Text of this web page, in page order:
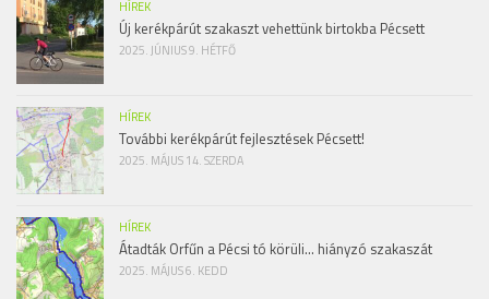
HÍREK
Új kerékpárút szakaszt vehettünk birtokba Pécsett
2025. JÚNIUS 9. HÉTFŐ
HÍREK
További kerékpárút fejlesztések Pécsett!
2025. MÁJUS 14. SZERDA
HÍREK
Átadták Orfűn a Pécsi tó körüli… hiányzó szakaszát
2025. MÁJUS 6. KEDD